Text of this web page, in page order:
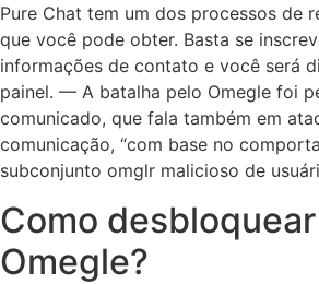
Pure Chat tem um dos processos de
que você pode obter. Basta se
informações de contato e você será
painel. — A batalha pelo Omegle foi
comunicado, que fala também em
comunicação, “com base no
subconjunto omglr malicioso de
Como
Omegle?